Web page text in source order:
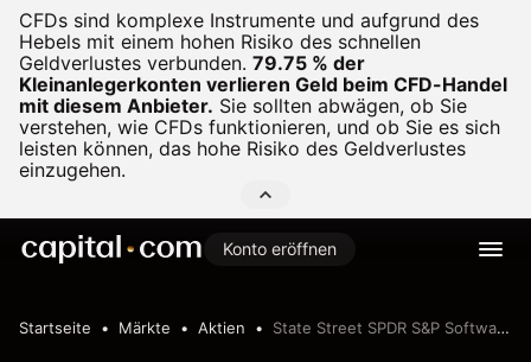
CFDs sind komplexe Instrumente und aufgrund des
Hebels mit einem hohen Risiko des schnellen
Geldverlustes verbunden. 79.75 % der
Kleinanlegerkonten verlieren Geld beim CFD-Handel
mit diesem Anbieter. Sie sollten abwägen, ob Sie
verstehen, wie CFDs funktionieren, und ob Sie es sich
leisten können, das hohe Risiko des Geldverlustes
einzugehen.
Konto eröffnen
Startseite Märkte Aktien State Street SPDR S&P Software & Services ETF